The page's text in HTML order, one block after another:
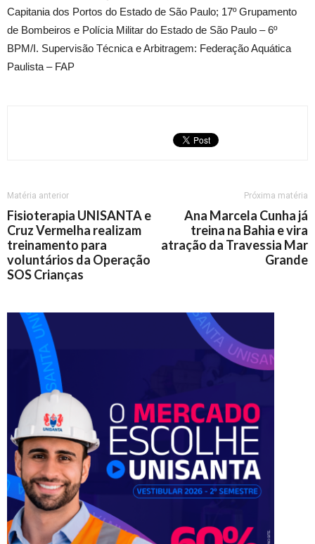
Capitania dos Portos do Estado de São Paulo; 17º Grupamento
de Bombeiros e Polícia Militar do Estado de São Paulo – 6º
BPM/I. Supervisão Técnica e Arbitragem: Federação Aquática
Paulista – FAP
Matéria anterior
Fisioterapia UNISANTA e
Cruz Vermelha realizam
treinamento para
voluntários da Operação
SOS Crianças
Próxima matéria
Ana Marcela Cunha já
treina na Bahia e vira
atração da Travessia Mar
Grande